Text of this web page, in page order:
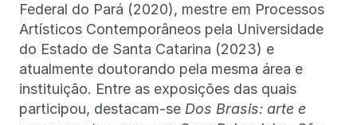
Federal do Pará (2020), mestre em Processos
Artísticos Contemporâneos pela Universidade
do Estado de Santa Catarina (2023) e
atualmente doutorando pela mesma área e
instituição. Entre as exposições das quais
participou, destacam-se Dos Brasis: arte e